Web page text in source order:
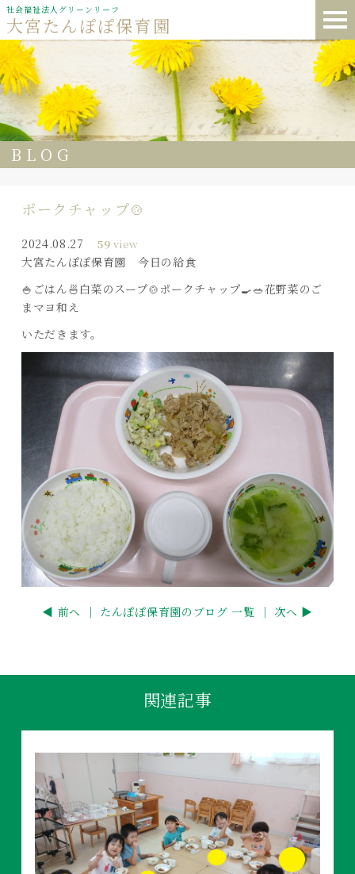
社会福祉法人グリーンリーフ
大宮たんぽぽ保育園
BLOG
ポークチャップ🍲
2024.08.27 59 view
大宮たんぽぽ保育園 今日の給食
🍚ごはん🍜白菜のスープ🍲ポークチャップ🍳🥗花野菜のご
まマヨ和え
いただきます。
◀ 前へ ｜ たんぽぽ保育園のブログ 一覧 ｜ 次へ ▶
関連記事